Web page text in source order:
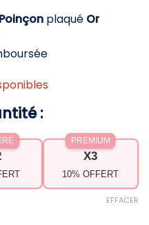
est :
19,90 €.
Poinçon plaqué Or
:
X3
10% OFFERT
PREMIUM
EFFACER